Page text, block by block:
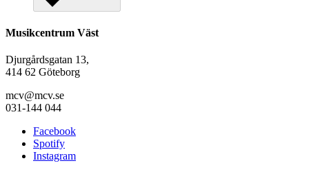
Musikcentrum Väst
Djurgårdsgatan 13,
414 62 Göteborg
mcv@mcv.se
031-144 044
Facebook
Spotify
Instagram